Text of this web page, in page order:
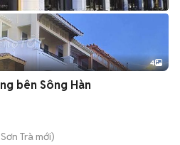
4
bên Sông Hàn
Sơn Trà mới)